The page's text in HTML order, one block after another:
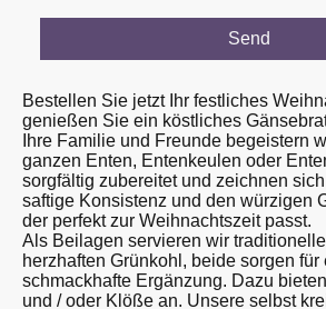
Send
Bestellen Sie jetzt Ihr festliches
genießen Sie ein köstliches
Ihre Familie und Freunde begeistern
ganzen Enten, Entenkeulen oder
sorgfältig zubereitet und zeichnen
saftige Konsistenz und den würzigen
der perfekt zur Weihnachtszeit passt.
Als Beilagen servieren wir
herzhaften Grünkohl, beide sorgen für
schmackhafte Ergänzung. Dazu
und / oder Klöße an. Unsere selbst